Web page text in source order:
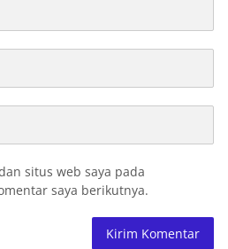
situs web saya pada
saya berikutnya.